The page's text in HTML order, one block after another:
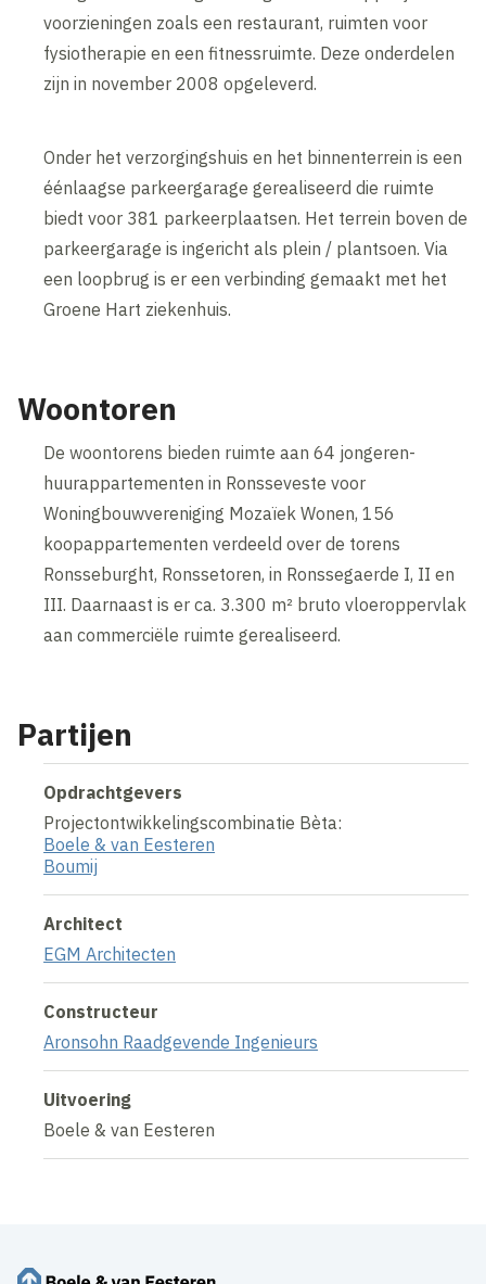
voorzieningen zoals een restaurant, ruimten voor
fysiotherapie en een fitnessruimte. Deze onderdelen
zijn in november 2008 opgeleverd.
Onder het verzorgingshuis en het binnenterrein is een
éénlaagse parkeergarage gerealiseerd die ruimte
biedt voor 381 parkeerplaatsen. Het terrein boven de
parkeergarage is ingericht als plein / plantsoen. Via
een loopbrug is er een verbinding gemaakt met het
Groene Hart ziekenhuis.
Woontoren
De woontorens bieden ruimte aan 64 jongeren-
huurappartementen in Ronsseveste voor
Woningbouwvereniging Mozaïek Wonen, 156
koopappartementen verdeeld over de torens
Ronsseburght, Ronssetoren, in Ronssegaerde I, II en
III. Daarnaast is er ca. 3.300 m² bruto vloeroppervlak
aan commerciële ruimte gerealiseerd.
Partijen
Opdrachtgevers
Projectontwikkelingscombinatie Bèta:
Boele & van Eesteren
Boumij
Architect
EGM Architecten
Constructeur
Aronsohn Raadgevende Ingenieurs
Uitvoering
Boele & van Eesteren